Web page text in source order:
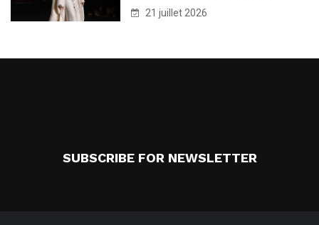
21 juillet 2026
SUBSCRIBE FOR NEWSLETTER